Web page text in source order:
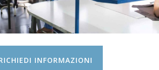
INFORMAZIONI